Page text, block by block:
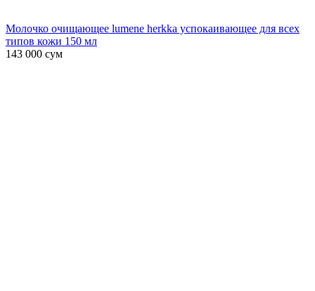
Молочко очищающее lumene herkka успокаивающее для всех
типов кожи 150 мл
143 000 сум